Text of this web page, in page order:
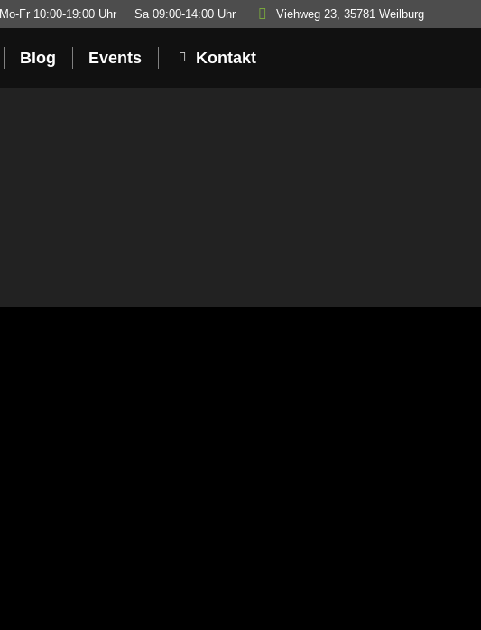
Mo-Fr 10:00-19:00 Uhr Sa 09:00-14:00 Uhr Viehweg 23, 35781 Weilburg
Blog Events Kontakt